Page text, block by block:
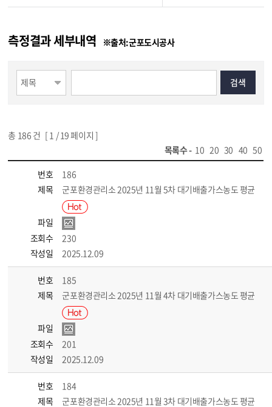
측정결과 세부내역 ※출처:군포도시공사
총 186 건 [ 1 / 19 페이지 ]
목록수 - 10 20 30 40 50
번호
186
제목
군포환경관리소 2025년 11월 5차 대기배출가스농도 평균
파일
조회수
230
작성일
2025.12.09
번호
185
제목
군포환경관리소 2025년 11월 4차 대기배출가스농도 평균
파일
조회수
201
작성일
2025.12.09
번호
184
제목
군포환경관리소 2025년 11월 3차 대기배출가스농도 평균